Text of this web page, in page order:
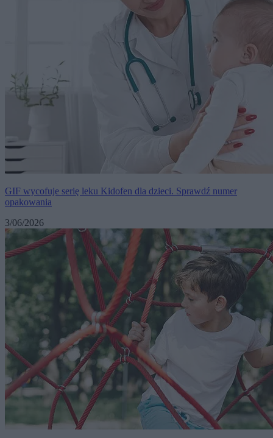
GIF wycofuje serię leku Kidofen dla dzieci. Sprawdź numer
opakowania
3/06/2026